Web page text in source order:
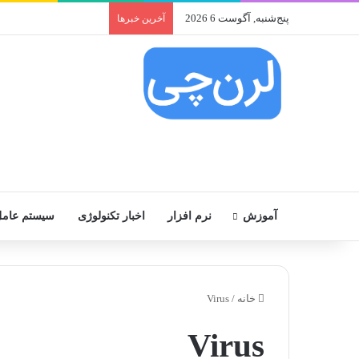
پنج‌شنبه, آگوست 6 2026 آخرین خبرها
آموزش نرم افزار اخبار تکنولوژی سیستم
خانه /
Virus
Virus